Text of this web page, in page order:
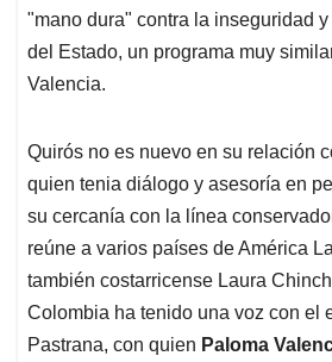
"mano dura" contra la inseguridad
del Estado, un programa muy
Valencia.
Quirós no es nuevo en su relación
quien tenia diálogo y asesoría en
su cercanía con la línea
reúne a varios países de América
también costarricense Laura
Colombia ha tenido una voz con el
Pastrana, con quien Paloma